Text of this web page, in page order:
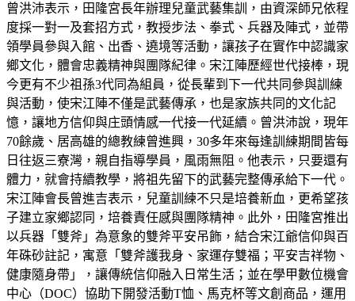
曾洪沛表示，田隆宮長年辦理兒童武藝集訓，由資深師兄依程
度採一對一及套招方式，教授步法、拳式、兵器及陣式，並帶
領學員參與入館、出香、遶境等活動，讓孩子在實作中認識家
鄉文化，體會忠義精神與團隊紀律。宋江陣歷經世代接棒，現
今更有不少祖孫3代同為組員，從長輩到下一代共同參與訓練
與活動，使宋江陣不僅是武藝傳承，也是家族共同的文化記
憶，讓地方信仰與庄頭情感一代接一代延續。曾洪沛說，現年
70餘歲、居高雄的總教練曾進興，30多年來每逢訓練期間皆每
日往返三寮灣，親自指導學員，風雨無阻。他表示，只要還有
體力，就會持續教學，將祖先留下的武藝完整傳承給下一代。
宋江陣會長曾進吉表示，兒童訓練不只是培養新血，更希望孩
子建立家鄉認同，培養責任感與團隊精神。此外，田隆宮推出
以兵器「雙斧」為意象的雙斧平安吊飾，結合宋江爺信仰與百
年硃砂註記，寓意「雙斧護我身、家運存雙福；平安吉祥物、
健康隨身帶」，讓傳統信仰融入日常生活；並在學甲數位機會
中心（DOC）協助下開發活動T恤、馬克杯等文創商品，運用